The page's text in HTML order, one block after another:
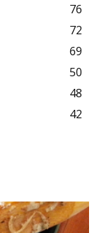
76
72
69
50
48
42